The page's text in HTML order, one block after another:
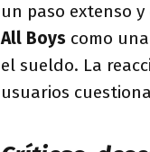
un paso extenso
All Boys como
el sueldo. La
usuarios